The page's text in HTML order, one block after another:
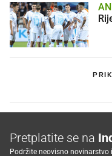
Pretplatite se na
Podržite neovisno novinarstvo